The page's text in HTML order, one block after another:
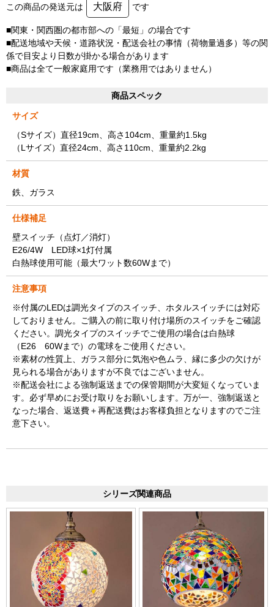
この商品の発送元は 大阪府 です
■関東・関西圏の都市部への「最短」の場合です
■配送地域や天候・道路状況・配送会社の事情（荷物量過多）等の関
係で目安より日数が掛かる場合があります
■商品は全て一般家庭用です（業務用ではありません）
商品スペック
サイズ
（Sサイズ）直径19cm、高さ104cm、重量約1.5kg
（Lサイズ）直径24cm、高さ110cm、重量約2.2kg
材質
鉄、ガラス
仕様補足
壁スイッチ（点灯／消灯）
E26/4W LED球×1灯付属
白熱球使用可能（最大ワット数60Wまで）
注意事項
※付属のLEDは調光タイプのスイッチ、ホタルスイッチには対応
しておりません。ご購入の前に取り付け場所のスイッチをご確認
ください。調光タイプのスイッチでご使用の場合は白熱球
（E26 60Wまで）の電球をご使用ください。
※素材の性質上、ガラス部分に気泡や色ムラ、縁に多少の欠けが
見られる場合がありますが不良ではございません。
※配送会社による強制返送までの保管期間が大変短くなっていま
す。必ず早めにお受け取りをお願いします。万が一、強制返送と
なった場合、返送費＋再配送費はお客様負担となりますのでご注
意下さい。
シリーズ関連商品